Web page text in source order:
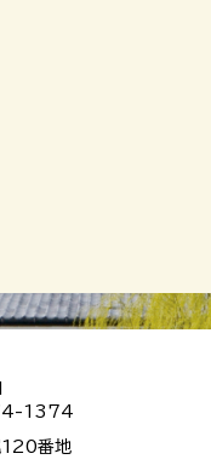
1374
120番地